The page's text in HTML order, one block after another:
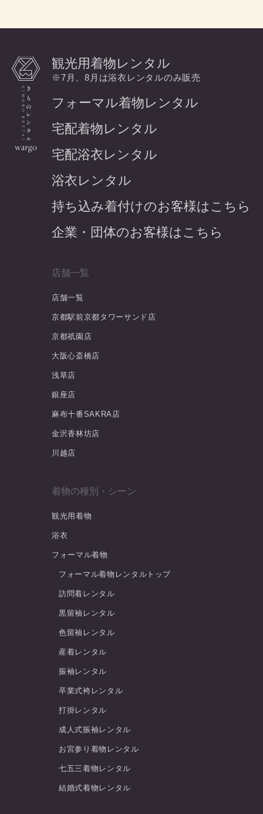
観光用着物レンタル
※7月、8月は浴衣レンタルのみ販売
フォーマル着物レンタル
宅配着物レンタル
宅配浴衣レンタル
浴衣レンタル
持ち込み着付けのお客様はこちら
企業・団体のお客様はこちら
店舗一覧
店舗一覧
京都駅前京都タワーサンド店
京都祇園店
大阪心斎橋店
浅草店
銀座店
麻布十番SAKRA店
金沢香林坊店
川越店
着物の種別・シーン
観光用着物
浴衣
フォーマル着物
フォーマル着物レンタルトップ
訪問着レンタル
黒留袖レンタル
色留袖レンタル
産着レンタル
振袖レンタル
卒業式袴レンタル
打掛レンタル
成人式振袖レンタル
お宮参り着物レンタル
七五三着物レンタル
結婚式着物レンタル